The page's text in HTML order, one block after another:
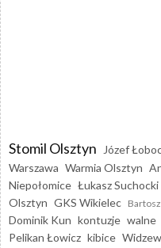
Stomil Olsztyn Józef
Warszawa Warmia Olsztyn
Niepołomice Łukasz Suchocki
Olsztyn GKS Wikielec
Dominik Kun kontuzje walne
Pelikan Łowicz kibice